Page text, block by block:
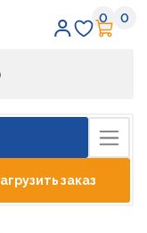
0 0
заказ